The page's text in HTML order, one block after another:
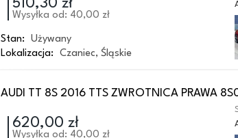
510,30 zł
Wysyłka od: 40,00 zł
Stan:
Używany
Lokalizacja:
Czaniec, Śląskie
AUDI TT 8S 2016 TTS ZWROTNICA PRAWA
620,00 zł
Wysyłka od: 40,00 zł